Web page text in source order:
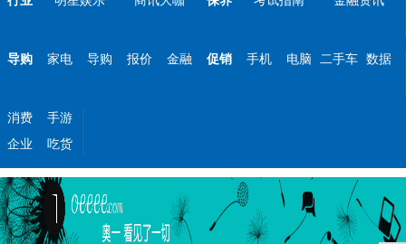
导购 家电 导购 报价 金融 促销 手机 电脑 二手车 数据
消费
手游
企业
吃货